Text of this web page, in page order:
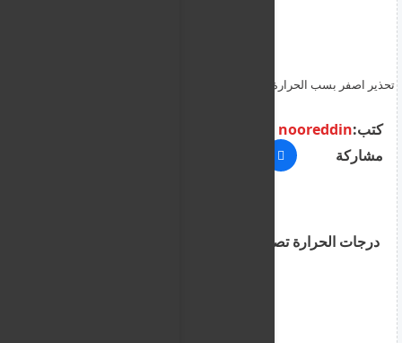
كتب:nooreddin
مشاركة
درجات الحرارة تصل إلى 41 درجة مئوية اليوم